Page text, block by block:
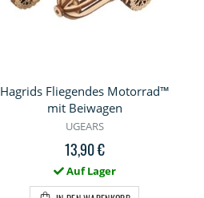
Hagrids Fliegendes Motorrad™
mit Beiwagen
UGEARS
13,90 €
Auf Lager